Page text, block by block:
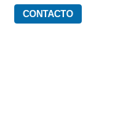
CONTACTO